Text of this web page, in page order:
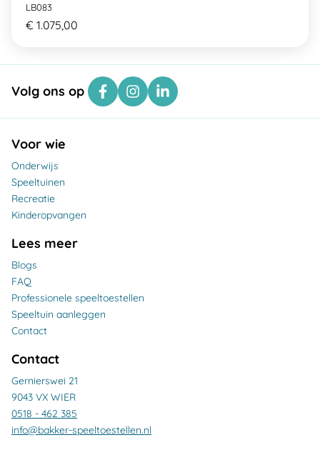
LB083
€ 1.075,00
Volg ons op
Voor wie
Onderwijs
Speeltuinen
Recreatie
Kinderopvangen
Lees meer
Blogs
FAQ
Professionele speeltoestellen
Speeltuin aanleggen
Contact
Contact
Gernierswei 21
9043 VX WIER
0518 - 462 385
info@bakker-speeltoestellen.nl